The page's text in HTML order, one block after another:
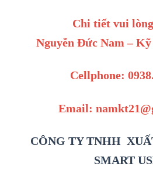
Chi tiết vui
Nguyễn Đức Nam –
Cellphone:
Email:
CÔNG TY TNHH
SMART